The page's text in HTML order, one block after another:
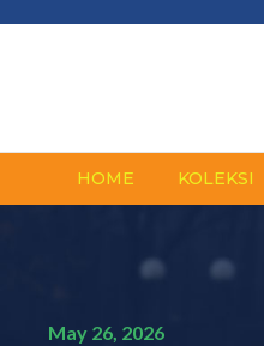
HOME KOLEKSI
May 26, 2026